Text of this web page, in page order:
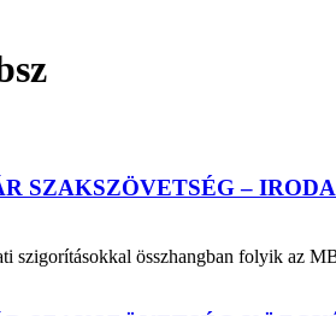
SZAKSZÖVETSÉG –
szigorításokkal összhangban folyik az